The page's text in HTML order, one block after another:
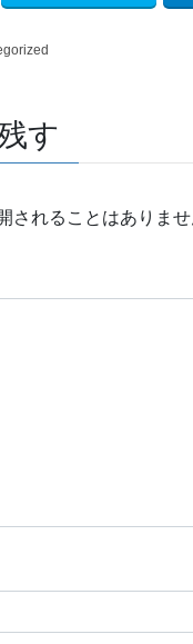
す
されることはありませ